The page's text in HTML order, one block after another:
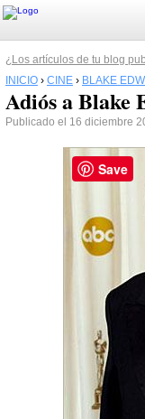
¿Los artículos de tu blog
INICIO › CINE › BLAKE
Adiós a Blake
Publicado el 16 diciembre
Save